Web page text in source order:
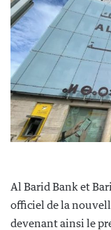
Al Barid Bank et
officiel de la
devenant ainsi le